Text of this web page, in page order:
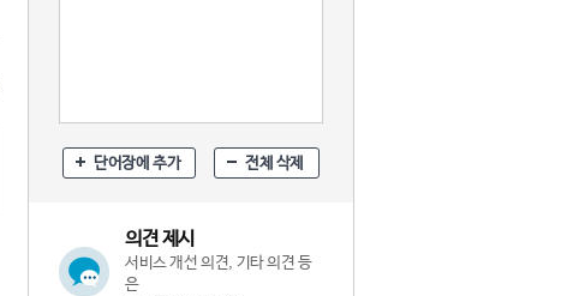
단어장에 추가 전체 삭제
의견 제시
서비스 개선 의견, 기타 의견 등
은